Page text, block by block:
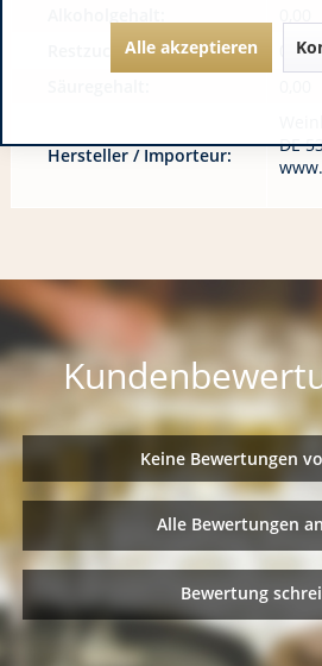
Restzucker:
0,00
Hersteller / Importeur:
DE
Keine Bewertungen
Alle Bewertungen
Bewertung
Alle akzeptieren